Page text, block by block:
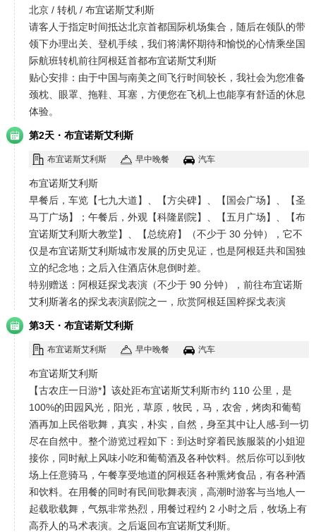
北京 / 转机 / 布宜诺斯艾利斯
请客人于指定时间抵达北京首都国际机场集合，随后在领队的带
领下办理出关、登机手续，我们将满怀期待和愉悦的心情乘坐国
际航班转机前往阿根廷首都布宜诺斯艾利斯
贴心安排：由于中国与南美之间飞行时间较长，我社会为您准备
颈枕、眼罩、拖鞋、耳塞，方便您在飞机上也能享有舒适的休息
体验。
第2天 · 布宜诺斯艾利斯
布宜诺斯艾利斯 早中晚餐 汽车
布宜诺斯艾利斯
早餐后，车览【七九大道】、【方尖碑】、【国会广场】、【圣
马丁广场】；午餐后，外观【科隆剧院】、【五月广场】、【布
宜诺斯艾利斯大教堂】、【总统府】（不少于 30 分钟），它不
仅是布宜诺斯艾利斯城市发展的历史见证，也是阿根廷共和国独
立的纪念地；之后入住酒店休息倒时差。
特别赠送：阿根廷探戈表演（不少于 90 分钟），前往布宜诺斯
艾利斯著名的探戈表演剧院之一，欣赏阿根廷国粹探戈表演
第3天 · 布宜诺斯艾利斯
布宜诺斯艾利斯 早中晚餐 汽车
布宜诺斯艾利斯
【古农庄一日游*】该处距布宜诺斯艾利斯市约 110 公里，是
100%的田园风光，阳光，草原，牧民，马，农舍，烤肉和葡萄
酒再加上民俗歌舞，真实，朴实，自然，身至其中让人感-到一切
尽在自然中。整个游览过程如下：到达时穿着民族服装的小姐迎
接你，同时献上风味小吃和葡萄酒及各种饮料。然后你可以到牧
场上任意骑马，午餐享受地道的阿根廷各种熏烤食品，有各种酒
和饮料。在用餐的同时有民间歌舞表演，高潮时游客与当地人一
起载歌载舞，气氛非常热烈，用餐过程约 2 小时之后，牧场上有
高乔人的马术表演。之后返回布宜诺斯艾利斯。